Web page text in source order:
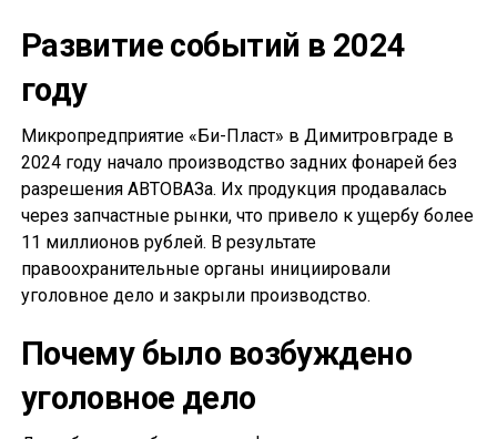
Развитие событий в 2024
году
Микропредприятие «Би-Пласт» в Димитровграде в
2024 году начало производство задних фонарей без
разрешения АВТОВАЗа. Их продукция продавалась
через запчастные рынки, что привело к ущербу более
11 миллионов рублей. В результате
правоохранительные органы инициировали
уголовное дело и закрыли производство.
Почему было возбуждено
уголовное дело